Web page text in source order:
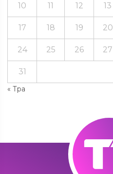
« Тра
10 11 12 13
17 18 19 20
24 25 26 27
31